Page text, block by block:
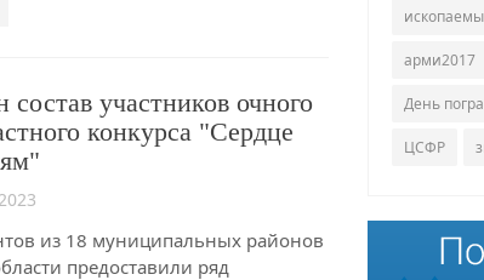
состав участников очного
конкурса "Сердце
из 18 муниципальных районов
предоставили ряд
арми2017
День
ЦСФР